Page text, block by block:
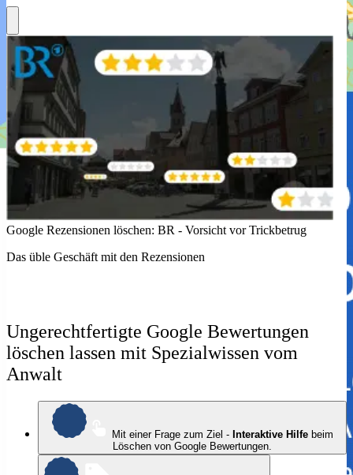
Google Rezensionen löschen: BR - Vorsicht vor Trickbetrug
Das üble Geschäft mit den Rezensionen
Ungerechtfertigte Google Bewertungen
löschen lassen mit Spezialwissen vom
Anwalt
Mit einer Frage zum Ziel - Interaktive Hilfebeim
Löschen von Google Bewertungen.